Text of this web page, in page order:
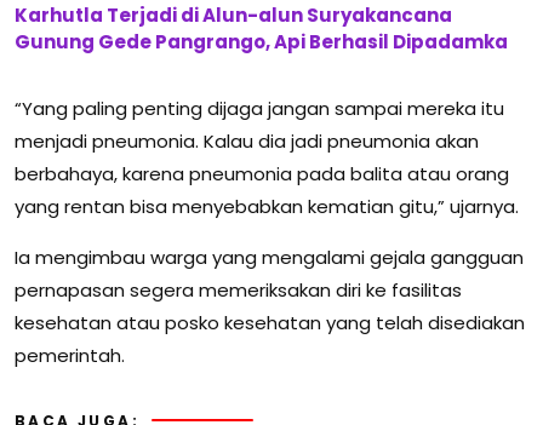
Karhutla Terjadi di Alun-alun Suryakancana
Gunung Gede Pangrango, Api Berhasil Dipadamka
“Yang paling penting dijaga jangan sampai mereka itu
menjadi pneumonia. Kalau dia jadi pneumonia akan
berbahaya, karena pneumonia pada balita atau orang
yang rentan bisa menyebabkan kematian gitu,” ujarnya.
Ia mengimbau warga yang mengalami gejala gangguan
pernapasan segera memeriksakan diri ke fasilitas
kesehatan atau posko kesehatan yang telah disediakan
pemerintah.
BACA JUGA: